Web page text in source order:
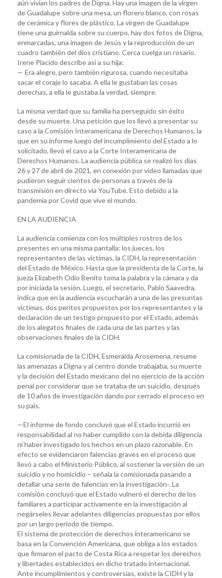
aún vivían los padres de Digna. Hay una imagen de la virgen
de Guadalupe sobre una mesa, un florero blanco, con rosas
de cerámica y flores de plástico. La virgen de Guadalupe
tiene una guirnalda sobre su cuerpo, hay dos fotos de Digna,
enmarcadas, una imagen de Jesús y la reproducción de un
cuadro también del dios cristiano. Cerca cuelga un rosario.
Irene Placido describe así a su hija:
— Era alegre, pero también rigurosa, cuando necesitaba
sacar el coraje lo sacaba. A ella le gustaban las cosas
derechas, a ella le gustaba la verdad, siempre.
La misma verdad que su familia ha perseguido sin éxito
desde su muerte. Una petición que los llevó a presentar su
caso a la Comisión Interamericana de Derechos Humanos, la
que en su informe luego del incumplimiento del Estado a lo
solicitado, llevó el caso a la Corte Interamericana de
Derechos Humanos. La audiencia pública se realizó los días
26 y 27 de abril de 2021, en conexión por video llamadas que
pudieron seguir cientos de personas a través de la
transmisión en directo vía YouTube. Esto debido a la
pandemia por Covid que vive el mundo.
EN LA AUDIENCIA
La audiencia comienza con los múltiples rostros de los
presentes en una misma pantalla: los jueces, los
representantes de las víctimas, la CIDH, la representación
del Estado de México. Hasta que la presidenta de la Corte, la
jueza Elizabeth Odio Benito toma la palabra y la cámara y da
por iniciada la sesión. Luego, el secretario, Pablo Saavedra,
indica que en la audiencia escucharán a una de las presuntas
víctimas, dos peritos propuestos por los representantes y la
declaración de un testigo propuesto por el Estado, además
de los alegatos finales de cada una de las partes y las
observaciones finales de la CIDH.
La comisionada de la CIDH, Esmeralda Arosemena, resume
las amenazas a Digna y al centro donde trabajaba, su muerte
y la decisión del Estado mexicano del no ejercicio de la acción
penal por considerar que se trataba de un suicidio, después
de 10 años de investigación dando por cerrado el proceso en
su país.
—El informe de fondo concluyó que el Estado incurrió en
responsabilidad al no haber cumplido con la debida diligencia
ni haber investigado los hechos en un plazo razonable. En
efecto se evidenciaron falencias graves en el proceso que
llevó a cabo el Ministerio Público, al sostener la versión de un
suicidio y no homicidio – señala la comisionada pasando a
detallar una serie de falencias en la investigación-. La
comisión concluyó que el Estado vulneró el derecho de los
familiares a participar activamente en la investigación al
negárseles llevar adelantes diligencias propuestas por ellos
por un largo período de tiempo.
El sistema de protección de derechos interamericano se
basa en la Convención Americana, que obliga a los estados
que firmaron el pacto de Costa Rica a respetar los derechos
y libertades establecidos en dicho tratado internacional.
Ante incumplimientos y controversias, existe la CIDH y la